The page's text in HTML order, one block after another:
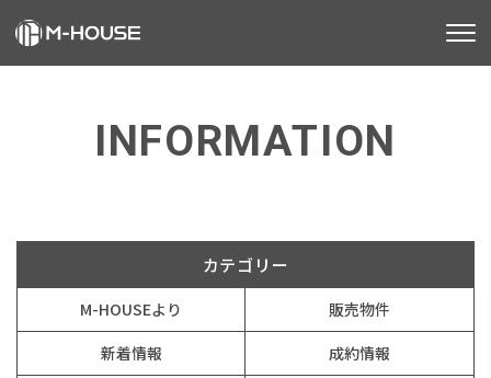
施工事例
お客様の声
INFORMATION
カテゴリー
M-HOUSEより
販売物件
新着情報
成約情報